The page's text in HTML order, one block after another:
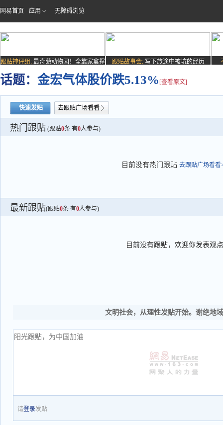
网易首页 应用 无障碍浏览
跟贴神评组: 最奇葩动物园！全靠家禽撑
场子
跟贴故事会: 写下旅途中被坑的经历
话题： 金宏气体股价跌5.13% [查看原文]
快速发贴 去跟贴广场看看
热门跟贴 (跟贴0条 有0人参与)
目前没有热门跟贴 去跟贴广场看看
最新跟贴(跟贴0条 有0人参与)
目前没有跟贴，欢迎你发表观点
文明社会，从理性发贴开始。谢绝地
请登录发贴